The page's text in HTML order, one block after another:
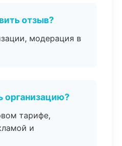
отзыв?
модерация в
организацию?
тарифе,
и